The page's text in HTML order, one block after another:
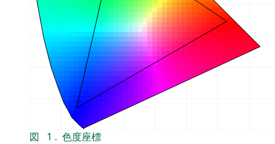
図 1 . 色度座標